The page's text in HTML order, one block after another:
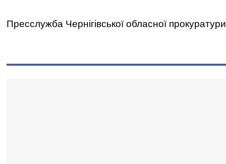
Пресслужба Чернігівської обласної прокуратури